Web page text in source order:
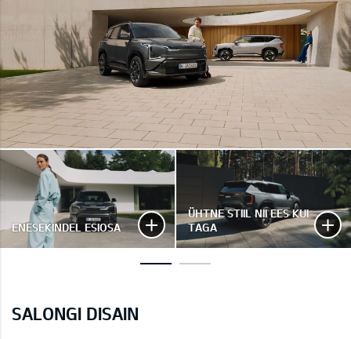
ENESEKINDEL ESIOSA
ÜHTNE STIIL NII EES KUI
TAGA
SALONGI DISAIN